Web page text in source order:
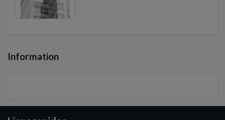
Information